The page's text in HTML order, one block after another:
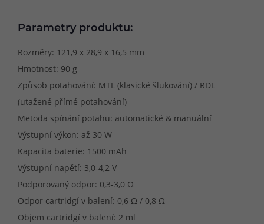
Parametry produktu:
Rozměry: 121,9 x 28,9 x 16,5 mm
Hmotnost: 90 g
Způsob potahování: MTL (klasické šlukování) / RDL
(utažené přímé potahování)
Metoda spínání potahu: automatické & manuální
Výstupní výkon: až 30 W
Kapacita baterie: 1500 mAh
Výstupní napětí: 3,0-4,2 V
Podporovaný odpor: 0,3-3,0 Ω
Odpor cartridgí v balení: 0,6 Ω / 0,8 Ω
Objem cartridgí v balení: 2 ml